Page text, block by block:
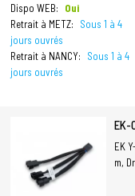
Dispo WEB:
Oui
Retrait à METZ:
Sous 1 à 4
jours ouvrés
Retrait à NANCY:
Sous 1 à 4
jours ouvrés
EK-
EK
m,